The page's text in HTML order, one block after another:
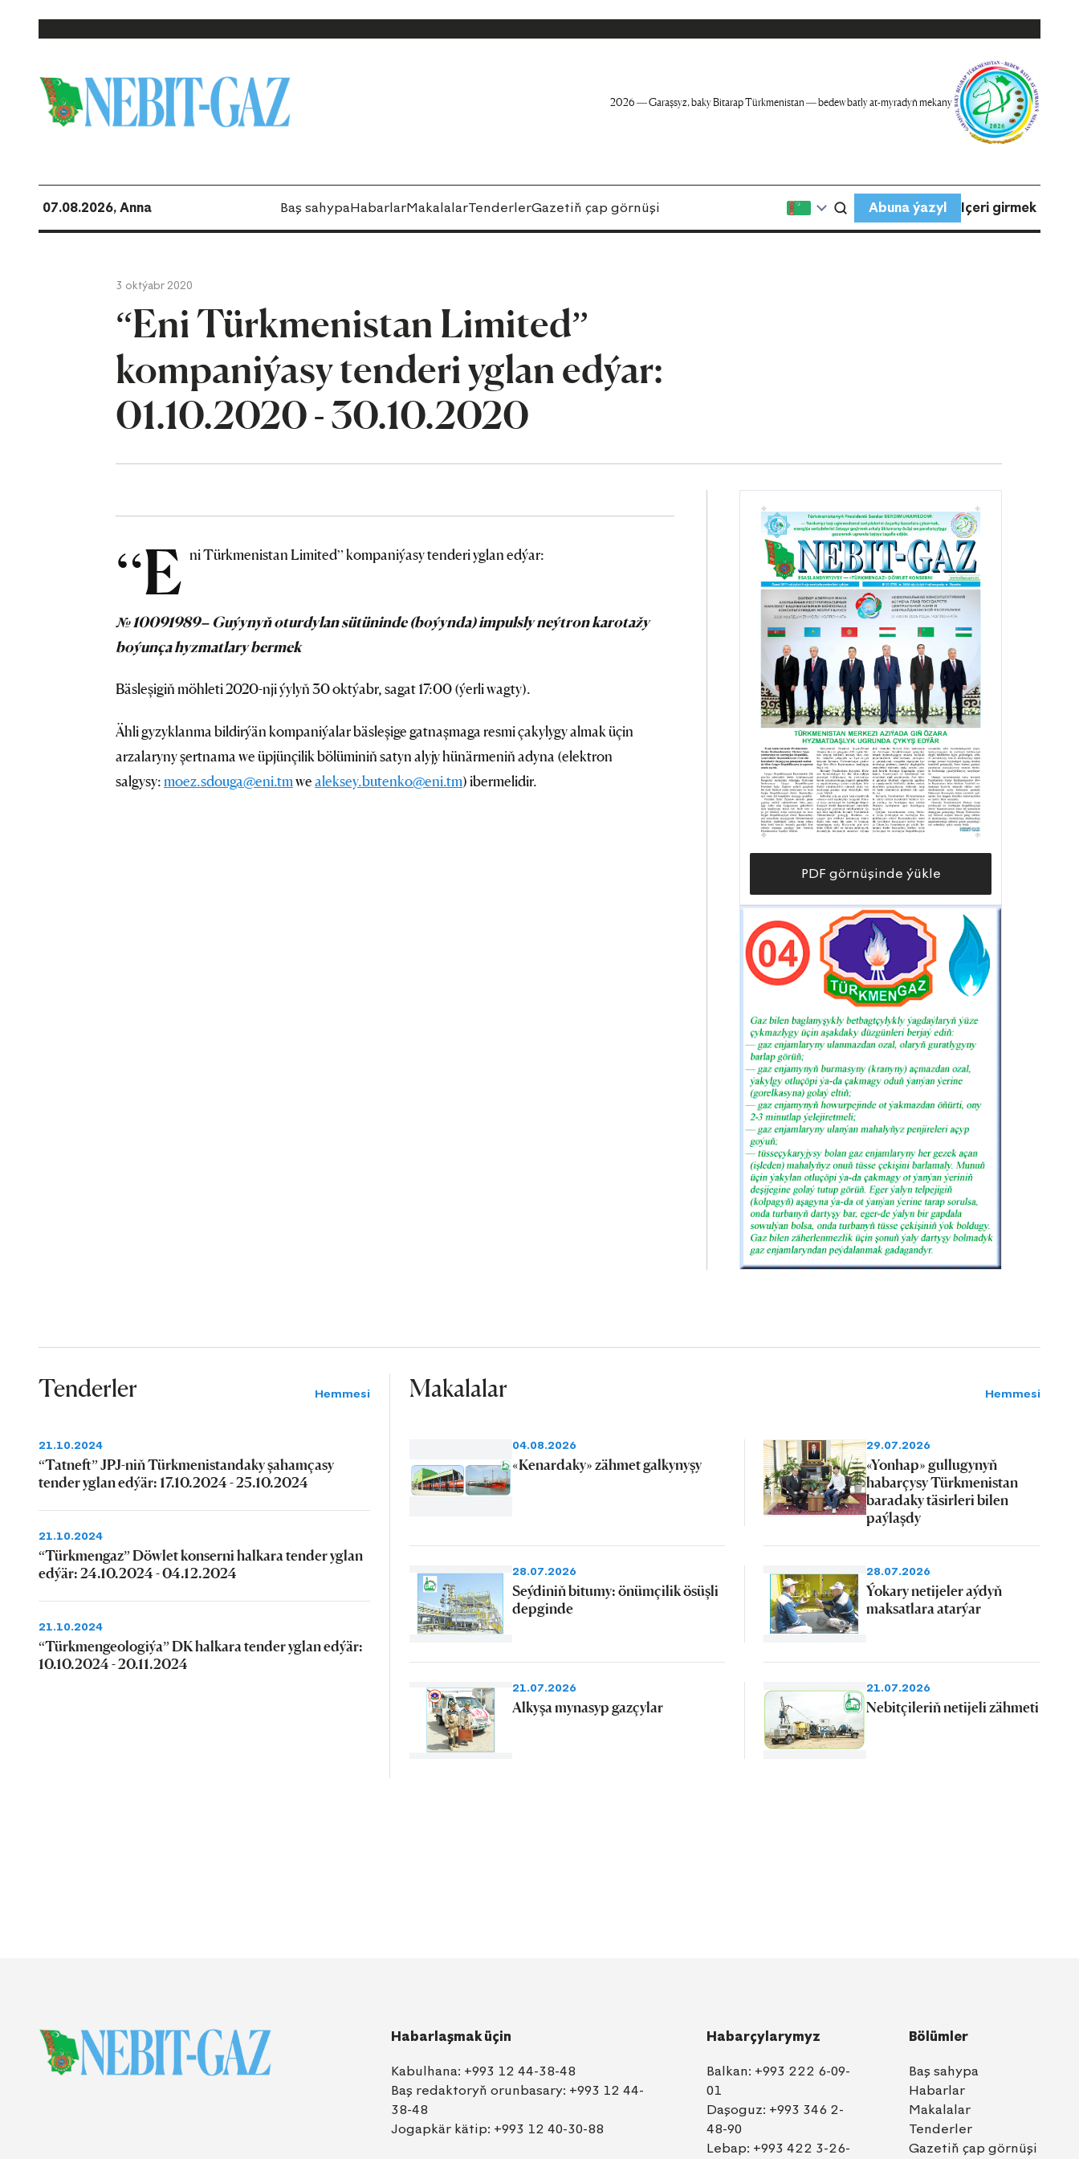
2026 — Garaşsyz, baky Bitarap Türkmenistan — bedew batly at-myradyň mekany
07.08.2026, Anna Baş sahypaHabarlarMakalalarTenderlerGazetiň çap görnüşi Abuna ýazyl Içeri girmek
3 oktýabr 2020
“Eni Türkmenistan Limited”
kompaniýasy tenderi yglan edýar:
01.10.2020 - 30.10.2020
“E ni Türkmenistan Limited” kompaniýasy tenderi yglan edýar:
№ 10091989 – Guýynyň oturdylan sütüninde (boýynda) impulsly neýtron karotažy
boýunça hyzmatlary bermek
Bäsleşigiň möhleti 2020-nji ýylyň 30 oktýabr, sagat 17:00 (ýerli wagty).
Ähli gyzyklanma bildirýän kompaniýalar bäsleşige gatnaşmaga resmi çakylygy almak üçin
arzalaryny şertnama we üpjünçilik bölüminiň satyn alyjy hünärmeniň adyna (elektron
salgysy:moez.sdouga@eni.tmwealeksey.butenko@eni.tm) ibermelidir.
PDF görnüşinde ýükle
Tenderler Hemmesi
21.10.2024
“Tatneft” JPJ-niň Türkmenistandaky şahamçasy
tender yglan edýär: 17.10.2024 - 25.10.2024
21.10.2024
“Türkmengaz” Döwlet konserni halkara tender yglan
edýär: 24.10.2024 - 04.12.2024
21.10.2024
“Türkmengeologiýa” DK halkara tender yglan edýär:
10.10.2024 - 20.11.2024
Makalalar Hemmesi
04.08.2026
«Kenardaky» zähmet galkynyşy
29.07.2026
«Yonhap» gullugynyň
habarçysy Türkmenistan
baradaky täsirleri bilen
paýlaşdy
28.07.2026
Seýdiniň bitumy: önümçilik ösüşli
depginde
28.07.2026
Ýokary netijeler aýdyň
maksatlara atarýar
21.07.2026
Alkyşa mynasyp gazçylar
21.07.2026
Nebitçileriň netijeli zähmeti
Habarlaşmak üçin
Kabulhana: +993 12 44-38-48
Baş redaktoryň orunbasary: +993 12 44-
38-48
Jogapkär kätip: +993 12 40-30-88
Habarçylarymyz
Balkan: +993 222 6-09-
01
Daşoguz: +993 346 2-
48-90
Lebap: +993 422 3-26-
Bölümler
Baş sahypa
Habarlar
Makalalar
Tenderler
Gazetiň çap görnüşi